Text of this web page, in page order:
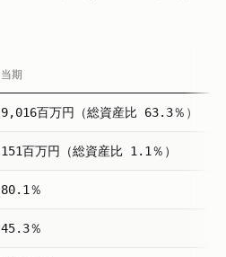
当期
9,016百万円（総資産比 63.3％）
151百万円（総資産比 1.1％）
80.1％
45.3％